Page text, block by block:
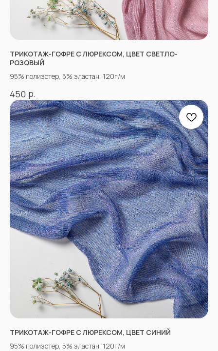
ТРИКОТАЖ-ГОФРЕ С ЛЮРЕКСОМ, ЦВЕТ СВЕТЛО-
РОЗОВЫЙ
95% полиэстер, 5% эластан, 120г/м
450 р.
ТРИКОТАЖ-ГОФРЕ С ЛЮРЕКСОМ, ЦВЕТ СИНИЙ
95% полиэстер, 5% эластан, 120г/м
+7
Отправить
НЕ НАШЛИ НУЖНУЮ
ВОПРОСЫ?
помогут вам с выбором и ответят на все
Согласен сПолитикой конфиденциальности